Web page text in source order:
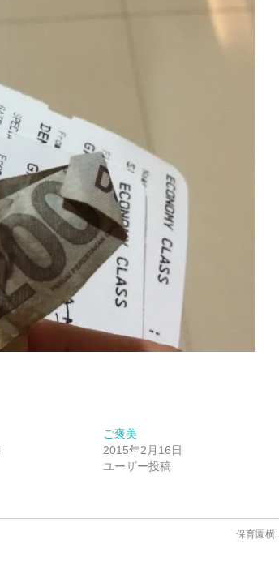
ご褒美
2015年2月16日
ユーザー投稿
保育園横